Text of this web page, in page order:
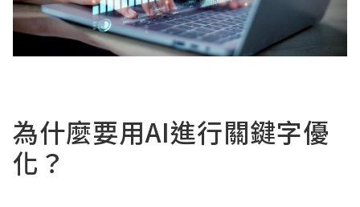
為什麼要用AI進行關鍵字優
化？